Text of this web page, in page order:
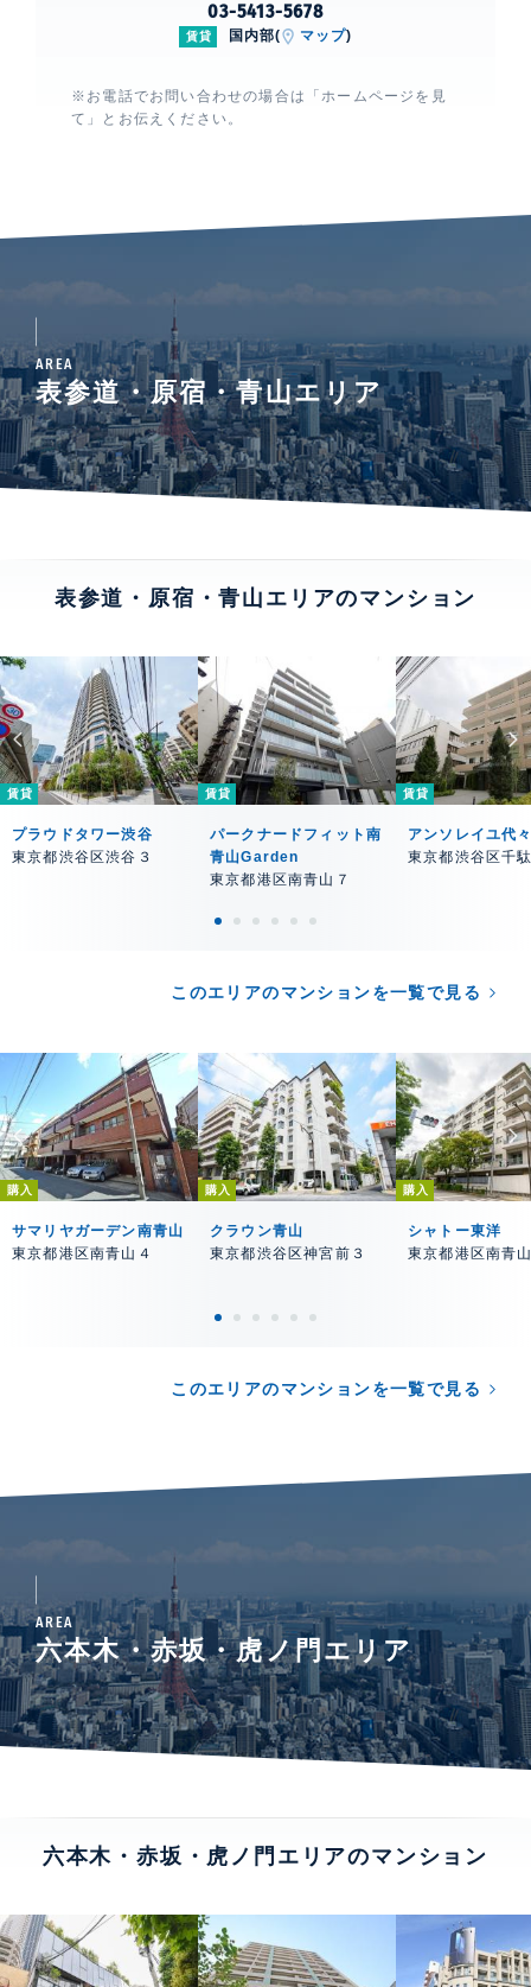
03-5413-5678
賃貸 国内部( マップ)
※お電話でお問い合わせの場合は「ホームページを見
て」とお伝えください。
AREA
表参道・原宿・青山エリア
表参道・原宿・青山エリアのマンション
賃貸
プラウドタワー渋谷
東京都渋谷区渋谷３
賃貸
パークナードフィット南
青山Garden
東京都港区南青山７
賃貸
アンソレイユ代
東京都渋谷区千
このエリアのマンションを一覧で見る
購入
サマリヤガーデン南青山
東京都港区南青山４
購入
クラウン青山
東京都渋谷区神宮前３
購入
シャトー東洋
東京都港区南青
このエリアのマンションを一覧で見る
AREA
六本木・赤坂・虎ノ門エリア
六本木・赤坂・虎ノ門エリアのマンション